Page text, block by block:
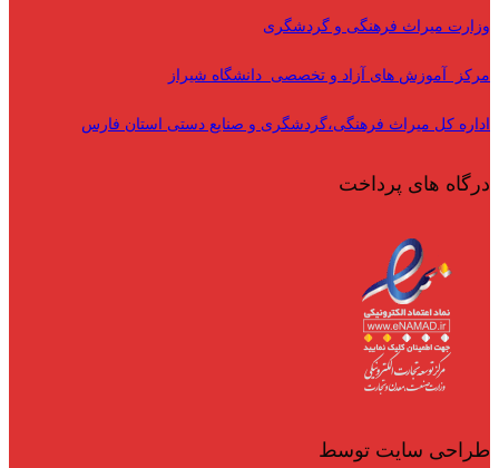
وزارت میراث فرهنگی و گردشگری
مرکز آموزش های آزاد و تخصصی دانشگاه شیراز
اداره کل میراث فرهنگی،گردشگری و صنایع دستی استان فارس
درگاه های پرداخت
طراحی سایت توسط